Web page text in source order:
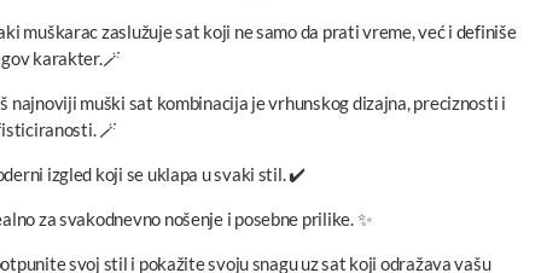
muškarac zaslužuje sat koji ne samo da prati vreme, već i definiše
karakter.🪄
najnoviji muški sat kombinacija je vrhunskog dizajna, preciznosti i
🪄
izgled koji se uklapa u svaki stil. ✔️
za svakodnevno nošenje i posebne prilike. ✨
svoj stil i pokažite svoju snagu uz sat koji odražava vašu